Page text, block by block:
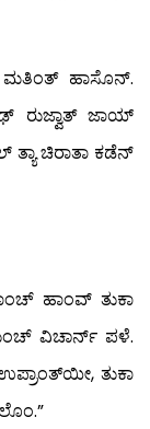
ಮತಿಂತ್ ಹಾಸೊನ್.
ರುಜ್ವಾತ್ ಜಾಯ್
ಚಿರಾತಾ ಕಡೆನ್
ಹಾಂವ್ ತುಕಾ
ವಿಚಾರ್ನ್ ಪಳೆ.
ತುಕಾ